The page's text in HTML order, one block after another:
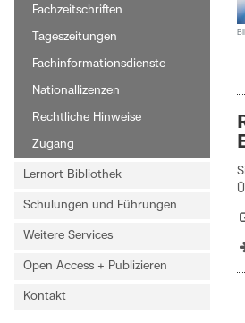
Fachzeitschriften
Tageszeitungen
Fachinformationsdienste
Nationallizenzen
Rechtliche Hinweise
Zugang
Lernort Bibliothek
Schulungen und Führungen
Weitere Services
Open Access + Publizieren
Kontakt